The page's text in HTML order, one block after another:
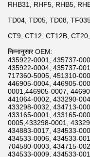
RHB31, RHF5, RHB5,
TD04, TD05, TD08,
CT9, CT12, CT12B,
निम्नानुसार OEM:
435922-0001, 435737-
435922-0004, 435737-
717360-5005, 451310-
446905-0004, 446905-
0001,446905-0007,
441064-0002, 433290-
433298-0032, 434713-
433165-0001, 433165-
0005,433298-0001,
434883-0017, 434533-
434533-0006, 434533-
704580-0003, 434715-
434533-0009, 434533-